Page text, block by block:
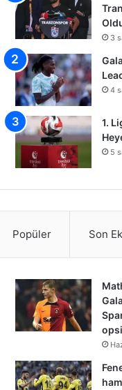
3
4
1.
5
Popüler Son